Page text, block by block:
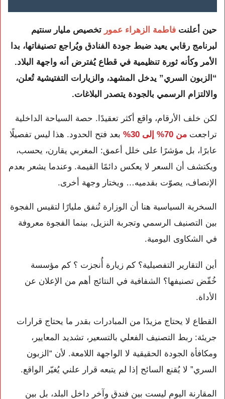
حين أعلنت فاطمة الزهراء عمور تخصيص مليار سنتيم
لبرنامج رقابي يعيد ضبط جودة الفنادق ويُراجع تصنيفاتها، بدا
الأمر وكأنه ثورة تنظيمية في قطاع يُفترض أنه واجهة البلاد.
“الزبون السري” يدخل المشهد، والزيارات التفتيشية تُعلن،
والالتزام الرسمي بالجودة يتصدر البلاغات.
لكن خلف الأرقام، واقع أكثر تعقيدًا. حصة السياحة الداخلية
تراجعت من 70% إلى 30%
بعد فتح الحدود. هذا ليس تفصيلًا
عابرًا، بل مؤشرًا على خلل أعمق: المغربي يقارن، يحسب،
ويكتشف أن السعر لا يعكس دائمًا القيمة. وعندما يشعر بعدم
الإنصاف، يصوّت بقدميه… ويختار وجهة أخرى.
السخرية السياسية هنا أن الوزارة تُنفق مليارًا لتقيس الفجوة
بين التصنيف الرسمي وتجربة النزيل، بينما الفجوة معروفة
في الشكاوى اليومية.
أين التقارير التفصيلية؟ كم زيارة أُنجزت ؟ كم مؤسسة
خُفّض تصنيفها؟ الشفافية في النتائج أهم من الإعلان عن
الأداة.
القطاع لا يحتاج مزيدًا من المبادرات بقدر ما يحتاج قرارات
جريئة: ربط التصنيف الفعلي بالتسعير، تشديد المعايير،
ومكافأة الجودة الحقيقية لا الواجهة اللامعة. لأن “الزبون
السري” لا يُقنع السائح إذا لم يتبعه قرار علني يُغيّر الواقع.
المقارنة اليوم ليست بين فندق وآخر داخل البلد، بل بين